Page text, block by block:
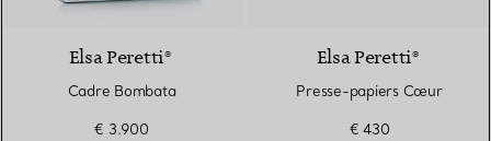
Elsa Peretti®
Cadre Bombata
€ 3.900
Elsa Peretti®
Presse-papiers Cœur
€ 430